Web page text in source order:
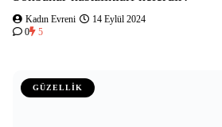
Kadın Evreni
14 Eylül 2024
0
5
GÜZELLİK